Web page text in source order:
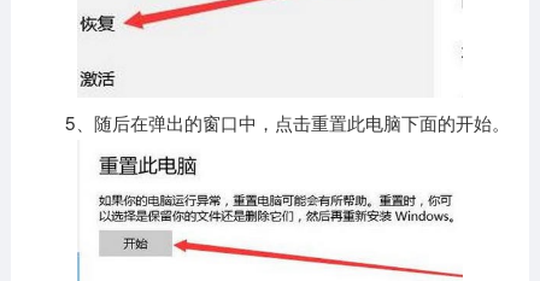
5、随后在弹出的窗口中，点击重置此电脑下面的开始。